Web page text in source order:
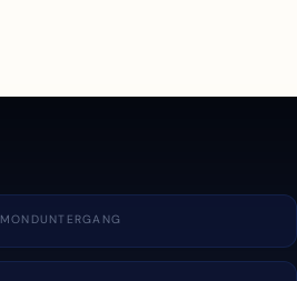
MONDUNTERGANG